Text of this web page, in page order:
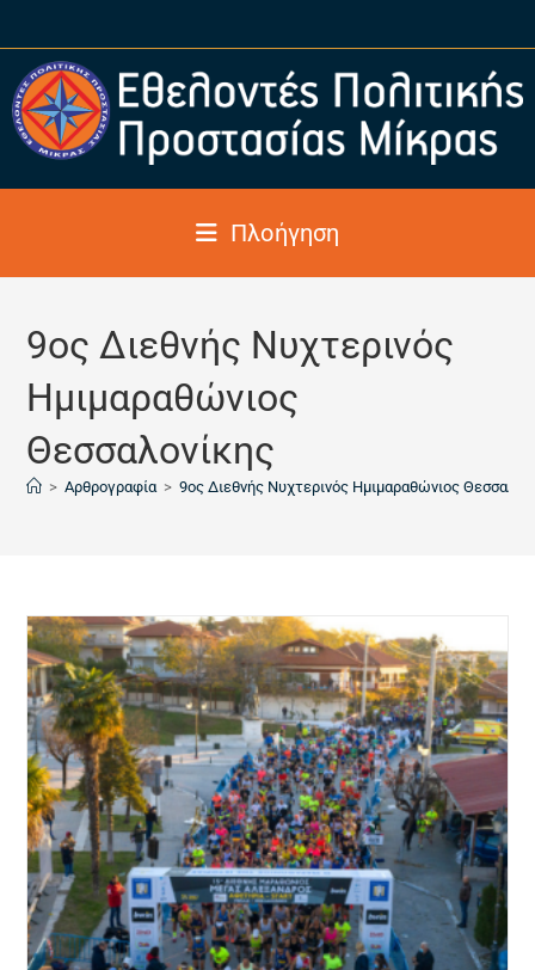
Πλοήγηση
9ος Διεθνής Νυχτερινός
Ημιμαραθώνιος
Θεσσαλονίκης
> Αρθρογραφία > 9ος Διεθνής Νυχτερινός Ημιμαραθώνιος